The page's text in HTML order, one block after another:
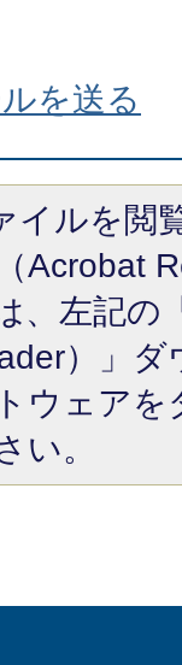
を送る
イルを閲
Acrobat
、左記の
）」
ウェア
い。